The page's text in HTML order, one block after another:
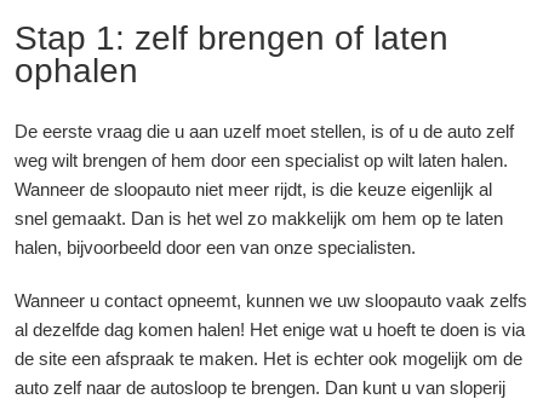
Stap 1: zelf brengen of laten
ophalen
De eerste vraag die u aan uzelf moet stellen, is of u de auto zelf
weg wilt brengen of hem door een specialist op wilt laten halen.
Wanneer de sloopauto niet meer rijdt, is die keuze eigenlijk al
snel gemaakt. Dan is het wel zo makkelijk om hem op te laten
halen, bijvoorbeeld door een van onze specialisten.
Wanneer u contact opneemt, kunnen we uw sloopauto vaak zelfs
al dezelfde dag komen halen! Het enige wat u hoeft te doen is via
de site een afspraak te maken. Het is echter ook mogelijk om de
auto zelf naar de autosloop te brengen. Dan kunt u van sloperij